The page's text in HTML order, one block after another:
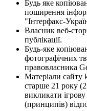
Будь яке
поширення
"Інтерфакс-
Власник веб-
публікації.
Будь-яке
фотографічних
правовласника
Матеріали сайту
старше 21 року
викликати
(принципів)